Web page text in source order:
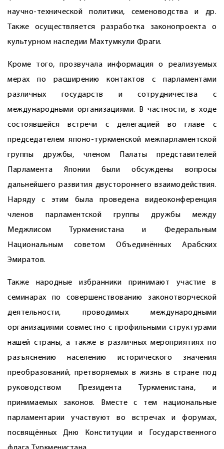
научно-технической политики, семеноводства и др.
Также осуществляется разработка законопроекта о
культурном наследии Махтумкули Фраги.
Кроме того, прозвучала информация о реализуемых
мерах по расширению контактов с парламентами
различных государств и сотрудничества с
международными организациями. В частности, в ходе
состоявшейся встречи с делегацией во главе с
председателем японо-туркменской межпарламентской
группы дружбы, членом Палаты представителей
Парламента Японии были обсуждены вопросы
дальнейшего развития двустороннего взаи­модействия.
Наряду с этим была проведена видеоконференция
членов парламентской группы дружбы между
Меджлисом Туркменистана и Федеральным
Национальным советом Объединённых Арабских
Эмиратов.
Также народные избранники принимают участие в
семинарах по совершенствованию законотворческой
деятельности, проводимых международными
организациями совместно с профильными структурами
нашей страны, а также в различных мероприятиях по
разъяснению населению исторического значения
преобразований, претворяемых в жизнь в стране под
руководством Президента Туркменистана, и
принимаемых законов. Вместе с тем национальные
парламентарии участвуют во встречах и форумах,
посвящённых Дню Конституции и Государственного